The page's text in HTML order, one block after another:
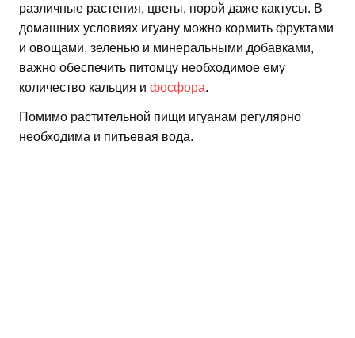
различные растения, цветы, порой даже кактусы. В
домашних условиях игуану можно кормить фруктами
и овощами, зеленью и минеральными добавками,
важно обеспечить питомцу необходимое ему
количество кальция и фосфора.
Помимо растительной пищи игуанам регулярно
необходима и питьевая вода.